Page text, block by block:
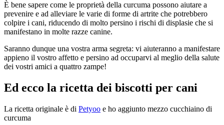
È bene sapere come le proprietà della curcuma possono aiutare a
prevenire e ad alleviare le varie di forme di artrite che potrebbero
colpire i cani, riducendo di molto persino i rischi di displasie che si
manifestano in molte razze canine.
Saranno dunque una vostra arma segreta: vi aiuteranno a manifestare
appieno il vostro affetto e persino ad occuparvi al meglio della salute
dei vostri amici a quattro zampe!
Ed ecco la ricetta dei biscotti per cani
La ricetta originale è di Petyoo e ho aggiunto mezzo cucchiaino di
curcuma